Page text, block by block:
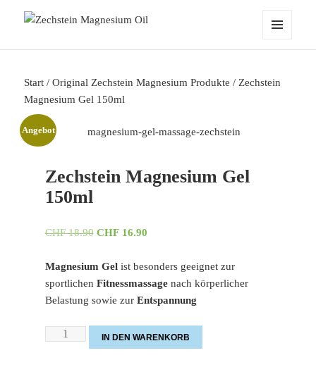
Zechstein Magnesium Oil
Start /Original Zechstein Magnesium Produkte / Zechstein
Magnesium Gel 150ml
Angebot
Zechstein Magnesium Gel
150ml
CHF18.90 Ursprünglicher
war:
CHF 18.90
CHF16.90Aktueller
ist:
CHF 16.90.
Magnesium Gelist besonders geeignet zur
sportlichen Fitnessmassagenach körperlicher
Belastung sowie zur Entspannung
Zechstein
Magnesium
IN DEN WARENKORB